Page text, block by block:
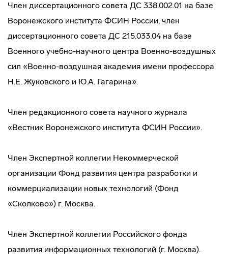
Член диссертационного совета ДС 338.002.01 на базе
Воронежского института ФСИН России, член
диссертационного совета ДС 215.033.04 на базе
Военного учебно-научного центра Военно-воздушных
сил «Военно-воздушная академия имени профессора
Н.Е. Жуковского и Ю.А. Гагарина».
Член редакционного совета научного журнала
«Вестник Воронежского института ФСИН России».
Член Экспертной коллегии Некоммерческой
организации Фонд развития центра разработки и
коммерциализации новых технологий (Фонд
«Сколково») г. Москва.
Член Экспертной коллегии Российского фонда
развития информационных технологий (г. Москва).